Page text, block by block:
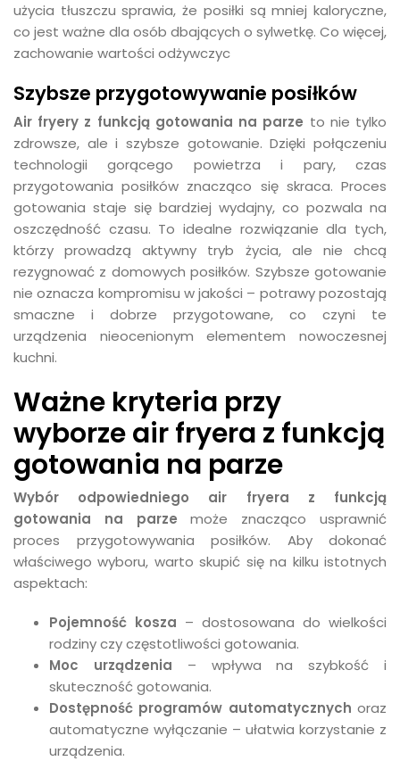
użycia tłuszczu sprawia, że posiłki są mniej kaloryczne,
co jest ważne dla osób dbających o sylwetkę. Co więcej,
zachowanie wartości odżywczyc
Szybsze przygotowywanie posiłków
Air fryery z funkcją gotowania na parze to nie tylko
zdrowsze, ale i szybsze gotowanie. Dzięki połączeniu
technologii gorącego powietrza i pary, czas
przygotowania posiłków znacząco się skraca. Proces
gotowania staje się bardziej wydajny, co pozwala na
oszczędność czasu. To idealne rozwiązanie dla tych,
którzy prowadzą aktywny tryb życia, ale nie chcą
rezygnować z domowych posiłków. Szybsze gotowanie
nie oznacza kompromisu w jakości – potrawy pozostają
smaczne i dobrze przygotowane, co czyni te
urządzenia nieocenionym elementem nowoczesnej
kuchni.
Ważne kryteria przy
wyborze air fryera z funkcją
gotowania na parze
Wybór odpowiedniego air fryera z funkcją
gotowania na parze może znacząco usprawnić
proces przygotowywania posiłków. Aby dokonać
właściwego wyboru, warto skupić się na kilku istotnych
aspektach:
Pojemność kosza – dostosowana do wielkości
rodziny czy częstotliwości gotowania.
Moc urządzenia – wpływa na szybkość i
skuteczność gotowania.
Dostępność programów automatycznych oraz
automatyczne wyłączanie – ułatwia korzystanie z
urządzenia.